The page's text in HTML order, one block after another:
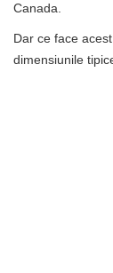
Canada.
Dar ce face
dimensiunile